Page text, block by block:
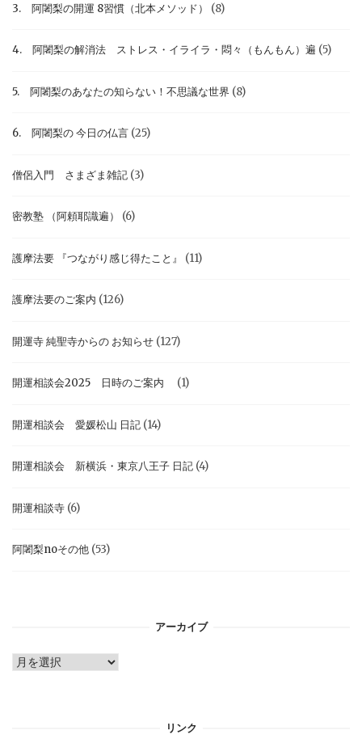
3. 阿闍梨の開運 8習慣（北本メソッド） (8)
4. 阿闍梨の解消法 ストレス・イライラ・悶々（もんもん）遍 (5)
5. 阿闍梨のあなたの知らない！不思議な世界 (8)
6. 阿闍梨の 今日の仏言 (25)
僧侶入門 さまざま雑記 (3)
密教塾 （阿頼耶識遍） (6)
護摩法要 『つながり感じ得たこと』 (11)
護摩法要のご案内 (126)
開運寺 純聖寺からの お知らせ (127)
開運相談会2025 日時のご案内 (1)
開運相談会 愛媛松山 日記 (14)
開運相談会 新横浜・東京八王子 日記 (4)
開運相談寺 (6)
阿闍梨noその他 (53)
アーカイブ
ア
リンク